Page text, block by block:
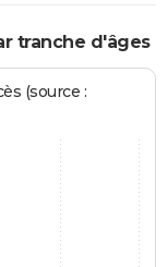
tranche d'âges
(source :